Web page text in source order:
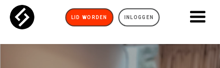
LID WORDEN INLOGGEN